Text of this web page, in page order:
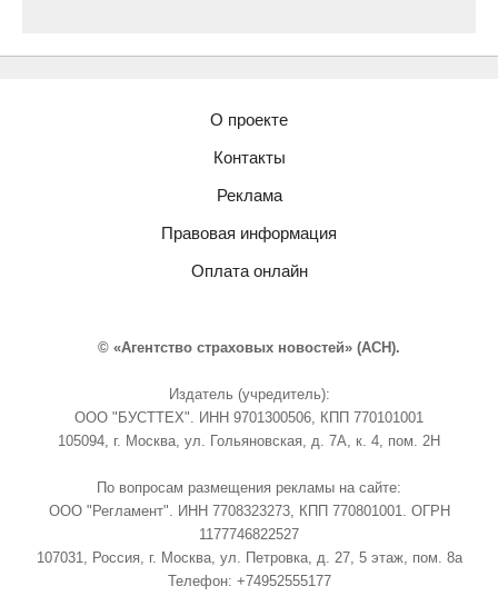
О проекте
Контакты
Реклама
Правовая информация
Оплата онлайн
© «Агентство страховых новостей» (АСН).
Издатель (учредитель):
ООО "БУСТТЕХ". ИНН 9701300506, КПП 770101001
105094, г. Москва, ул. Гольяновская, д. 7А, к. 4, пом. 2Н
По вопросам размещения рекламы на сайте:
ООО "Регламент". ИНН 7708323273, КПП 770801001. ОГРН
1177746822527
107031, Россия, г. Москва, ул. Петровка, д. 27, 5 этаж, пом. 8а
Телефон: +74952555177